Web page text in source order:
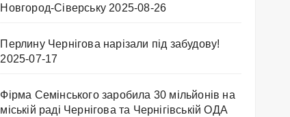
Новгород-Сіверську 2025-08-26
Перлину Чернігова нарізали під забудову!
2025-07-17
Фірма Семінського заробила 30 мільйонів на
міській раді Чернігова та Чернігівській ОДА